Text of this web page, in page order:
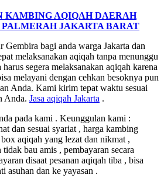
KAMBING AQIQAH DAERAH
JAKARTA BARAT
bagi anda warga Jakarta dan
melaksanakan aqiqah tanpa menunggu
segera melaksanakan aqiqah karena
melayani dengan cehkan besoknya pun
Anda. Kami kirim tepat waktu sesuai
Anda. Jasa aqiqah Jakarta .
pada kami . Keunggulan kami :
dan sesuai syariat , harga kambing
aqiqah yang lezat dan nikmat ,
bau amis , pembayaran secara
disaat pesanan aqiqah tiba , bisa
asuhan dan ke yayasan .